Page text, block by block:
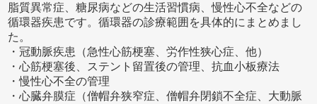
脂質異常症、糖尿病などの生活習慣病、慢性心不全などの
循環器疾患です。循環器の診療範囲を具体的にまとめまし
た。
・冠動脈疾患（急性心筋梗塞、労作性狭心症、他）
・心筋梗塞後、ステント留置後の管理、抗血小板療法
・慢性心不全の管理
・心臓弁膜症（僧帽弁狭窄症、僧帽弁閉鎖不全症、大動脈